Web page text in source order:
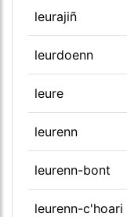
leurajiñ
leurdoenn
leure
leurenn
leurenn-bont
leurenn-c'hoari